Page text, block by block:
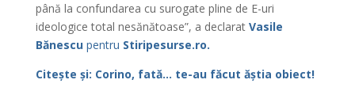
până la confundarea cu surogate pline de E-uri
ideologice total nesănătoase”, a declarat Vasile
Bănescupentru Stiripesurse.ro.
Citește și: Corino, fată… te-au făcut ăștia obiect!